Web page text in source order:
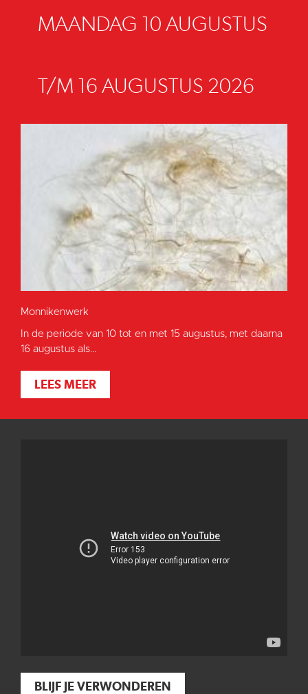
MAANDAG 10 AUGUSTUS
T/M 16 AUGUSTUS 2026
Monnikenwerk
In de periode van 10 tot en met 15 augustus, met daarna
16 augustus als...
LEES MEER
BLIJF JE VERWONDEREN